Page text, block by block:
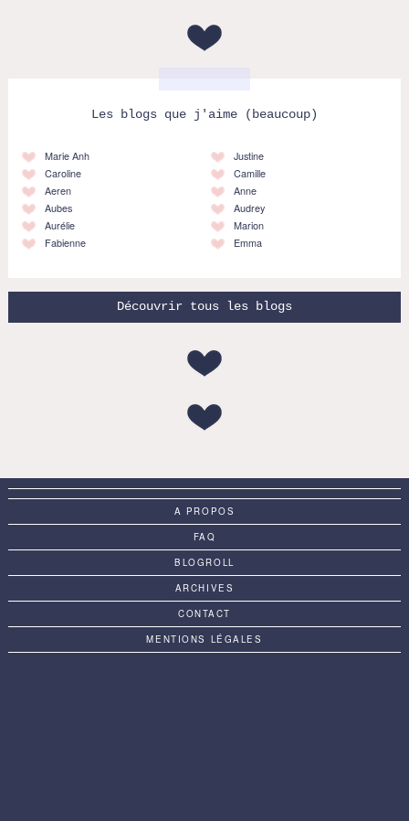
Les blogs que j'aime (beaucoup)
Marie Anh
Caroline
Aeren
Aubes
Aurélie
Fabienne
Justine
Camille
Anne
Audrey
Marion
Emma
Découvrir tous les blogs
A PROPOS
FAQ
BLOGROLL
ARCHIVES
CONTACT
MENTIONS LÉGALES